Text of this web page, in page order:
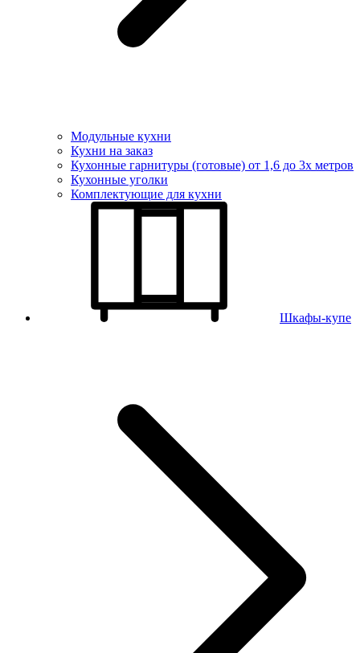
Модульные кухни
Кухни на заказ
Кухонные гарнитуры (готовые) от 1,6 до 3х метров
Кухонные уголки
Комплектующие для кухни
Шкафы-купе